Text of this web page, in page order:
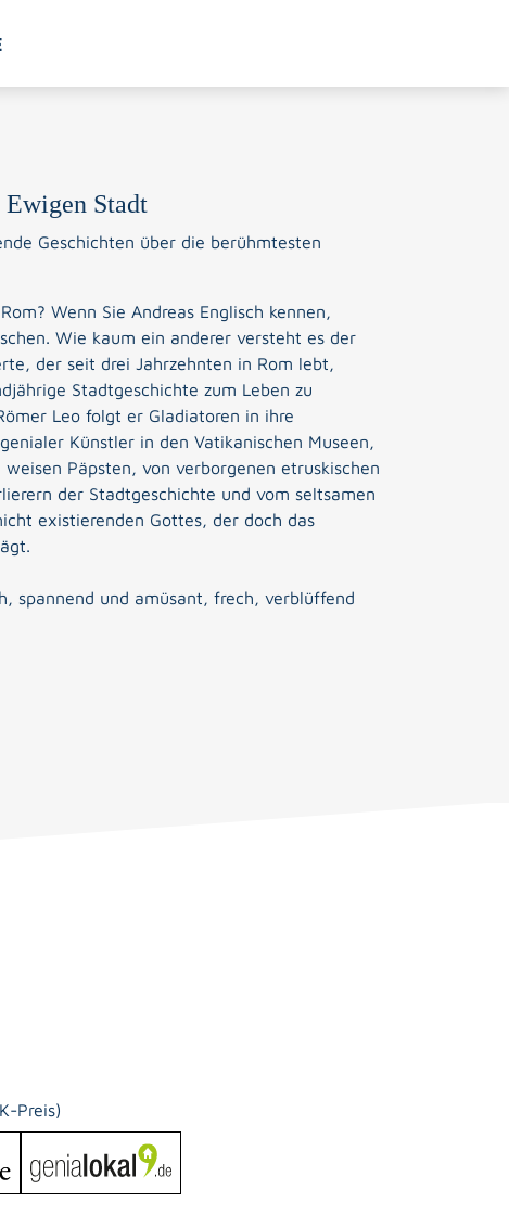
Stadt
Geschichten über die berühmtesten
Wenn Sie Andreas Englisch kennen,
Wie kaum ein anderer versteht es der
der seit drei Jahrzehnten in Rom lebt,
Stadtgeschichte zum Leben zu
Leo folgt er Gladiatoren in ihre
Künstler in den Vatikanischen Museen,
Päpsten, von verborgenen etruskischen
der Stadtgeschichte und vom seltsamen
existierenden Gottes, der doch das
spannend und amüsant, frech, verblüffend
Preis)